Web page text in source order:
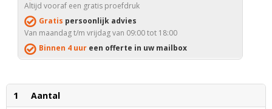
Altijd vooraf een gratis proefdruk
Gratis persoonlijk advies
Van maandag t/m vrijdag van 09:00 tot 18:00
Binnen 4 uur een offerte in uw mailbox
1 Aantal